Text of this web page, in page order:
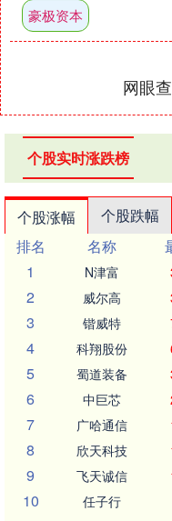
豪极资本
网眼
个股实时涨跌榜
个股涨幅 个股跌幅
排名
名称
1
N津富
2 威尔高
3 锴威特
4 科翔股份
5 蜀道装备
6 中巨芯
7 广哈通信
8 欣天科技
9 飞天诚信
10 任子行